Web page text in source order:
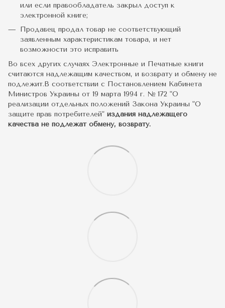
или если правообладатель закрыл доступ к
электронной книге;
Продавец продал товар не соответствующий
заявленным характеристикам товара, и нет
возможности это исправить
Во всех других случаях Электронные и Печатные книги
считаются надлежащим качеством, и возврату и обмену не
подлежит.В соответствии с Постановлением Кабинета
Министров Украины от 19 марта 1994 г. № 172 "О
реализации отдельных положений Закона Украины "О
защите прав потребителей" издания надлежащего
качества не подлежат обмену, возврату.